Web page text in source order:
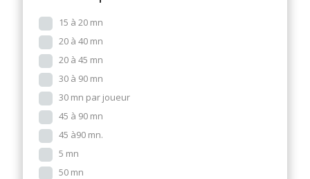
15 à 20 mn
20 à 40 mn
20 à 45 mn
30 à 90 mn
30 mn par joueur
45 à 90 mn
45 à90 mn.
5 mn
50 mn